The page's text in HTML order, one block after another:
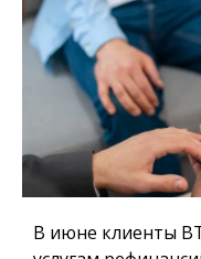
В июне клиенты